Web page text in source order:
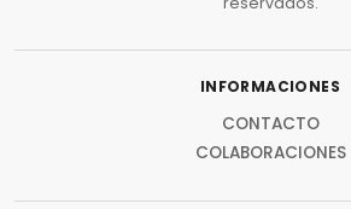
INFORMACIONES
CONTACTO
COLABORACIONES